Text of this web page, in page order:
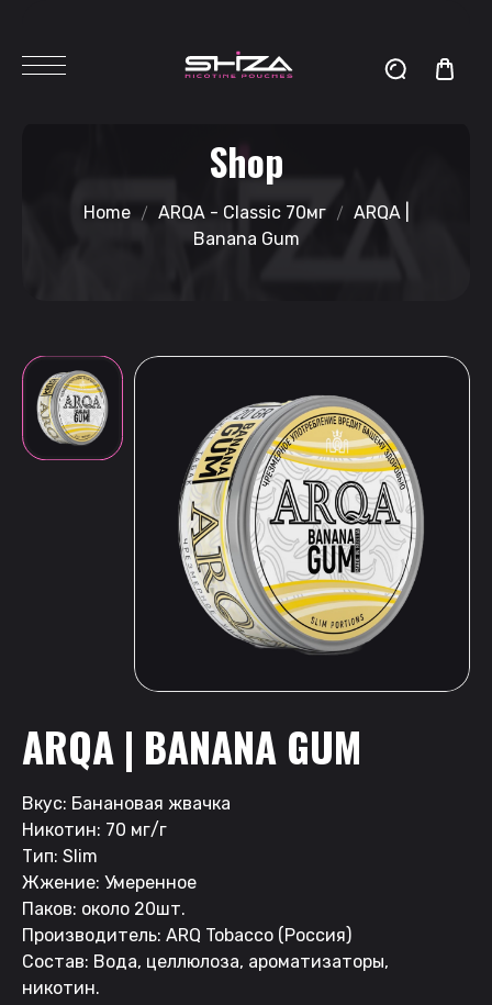
Shop
Home ARQA - Classic 70мг
ARQA |
Banana Gum
ARQA | BANANA GUM
Вкус: Банановая жвачка
Никотин: 70 мг/г
Тип: Slim
Жжение: Умеренное
Паков: около 20шт.
Производитель: ARQ Tobacco (Россия)
Состав: Вода, целлюлоза, ароматизаторы,
никотин.